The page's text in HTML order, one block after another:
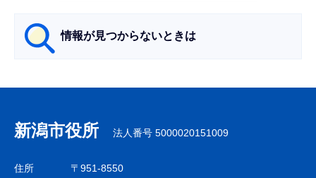
情報が見つからないときは
ナ
ビ
ゲ
新潟市役所 法人番号 5000020151009
住所
〒951-8550